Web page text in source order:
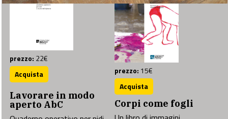
prezzo: 22€
Lavorare in modo
aperto AbC
prezzo: 15€
Corpi come fogli